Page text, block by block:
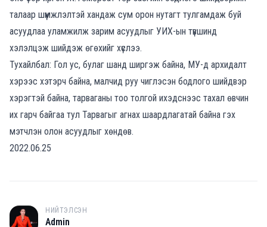
талаар шүүмжлэлтэй хандаж сум орон нутагт тулгамдаж буй
асуудлаа уламжилж зарим асуудлыг УИХ-ын түвшинд
хэлэлцэж шийдэж өгөхийг хүслээ.
Тухайлбал: Гол ус, булаг шанд ширгэж байна, МУ-д архидалт
хэрээс хэтэрч байна, малчид руу чиглэсэн бодлого шийдвэр
хэрэгтэй байна, тарваганы тоо толгой ихэдснээс тахал өвчин
их гарч байгаа тул Тарвагыг агнах шаардлагатай байна гэх
мэтчлэн олон асуудлыг хөндөв.
2022.06.25
A
НИЙТЭЛСЭН
Admin